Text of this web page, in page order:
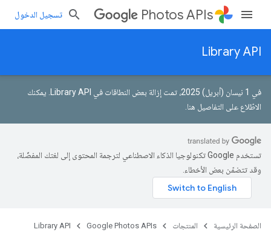
Photos APIs تسجيل الدخول
Library API
في 1 نيسان (أبريل) 2025، تمت إزالة بعض النطاقات في Library API.
يمكنك
الاطّلاع على التفاصيل هنا
تستخدم Google تكنولوجيا الذكاء الاصطناعي لترجمة المحتوى إلى لغتك المفضّلة،
وقد تتضمّن بعض الأخطاء.
الصفحة الرئيسية المنتجات Google Photos APIs
Library API